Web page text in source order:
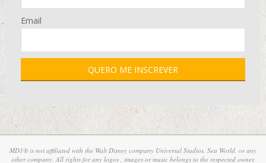
Email
MD1® is not affiliated with the Walt Disney company Universal Studios, Sea World, or any
other company. All rights for any logos , images or music belongs to the respected owner.